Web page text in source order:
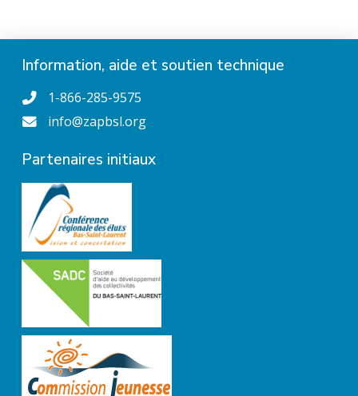
Information, aide et soutien technique
1-866-285-9575
info@zapbsl.org
Partenaires initiaux